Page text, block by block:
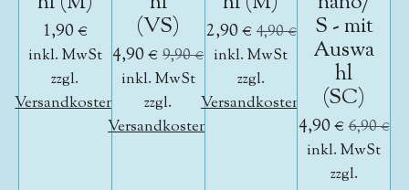
1,90 €
inkl. MwSt
zzgl.
Versandkosten
(VS)
4,90 € 9,90 €
inkl. MwSt
zzgl.
Versandkosten
2,90 € 4,90 €
inkl. MwSt
zzgl.
Versandkosten
S - mit
Auswa
hl
(SC)
4,90 €6,90 €
inkl. MwSt
zzgl.